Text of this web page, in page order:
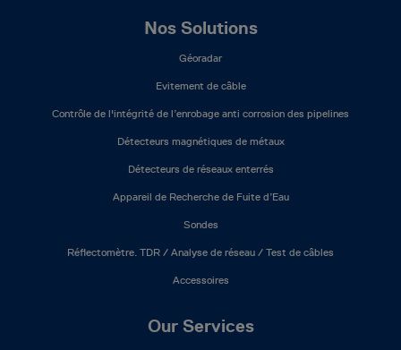
Nos Solutions
Géoradar
Evitement de câble
Contrôle de l'intégrité de l’enrobage anti corrosion des pipelines
Détecteurs magnétiques de métaux
Détecteurs de réseaux enterrés
Appareil de Recherche de Fuite d’Eau
Sondes
Réflectomètre. TDR / Analyse de réseau / Test de câbles
Accessoires
Our Services